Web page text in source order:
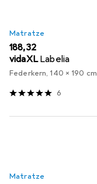
Matratze
EUR
188,32
vidaXL Labelia
Federkern, 140 x 190 cm
6
Matratze